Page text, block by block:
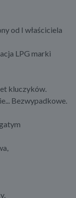
od I właściciela
LPG marki
kluczyków.
Bezwypadkowe.